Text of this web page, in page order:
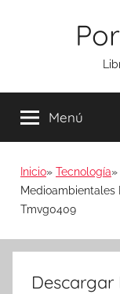
Menú
Inicio Tecnología
Medioambientales
Tmvg0409
Descargar